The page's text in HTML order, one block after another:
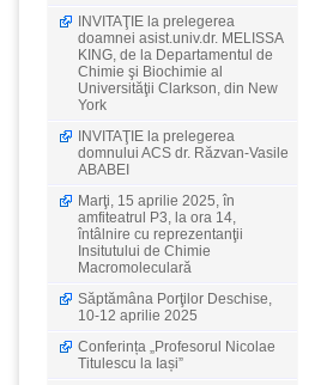
INVITAŢIE la prelegerea
doamnei asist.univ.dr. MELISSA
KING, de la Departamentul de
Chimie şi Biochimie al
Universităţii Clarkson, din New
York
INVITAŢIE la prelegerea
domnului ACS dr. Răzvan-Vasile
ABABEI
Marţi, 15 aprilie 2025, în
amfiteatrul P3, la ora 14,
întâlnire cu reprezentanţii
Insitutului de Chimie
Macromoleculară
Săptămâna Porţilor Deschise,
10-12 aprilie 2025
Conferința „Profesorul Nicolae
Titulescu la Iași”